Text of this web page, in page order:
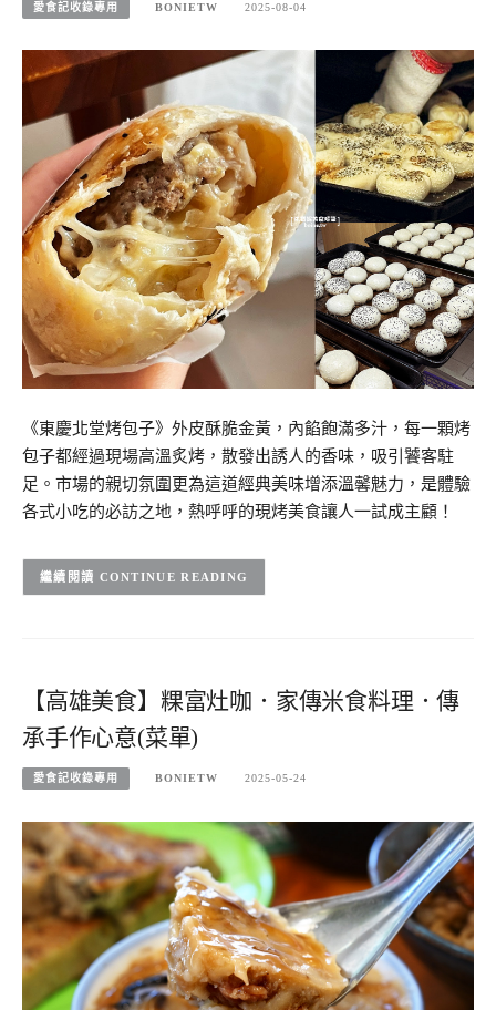
愛食記收錄專用 BONIETW 2025-08-04
《東慶北堂烤包子》外皮酥脆金黃，內餡飽滿多汁，每一顆烤
包子都經過現場高溫炙烤，散發出誘人的香味，吸引饕客駐
足。市場的親切氛圍更為這道經典美味增添溫馨魅力，是體驗
各式小吃的必訪之地，熱呼呼的現烤美食讓人一試成主顧！
CONTINUE READING
【高雄美食】粿富灶咖．家傳米食料理．傳
承手作心意(菜單)
愛食記收錄專用 BONIETW 2025-05-24